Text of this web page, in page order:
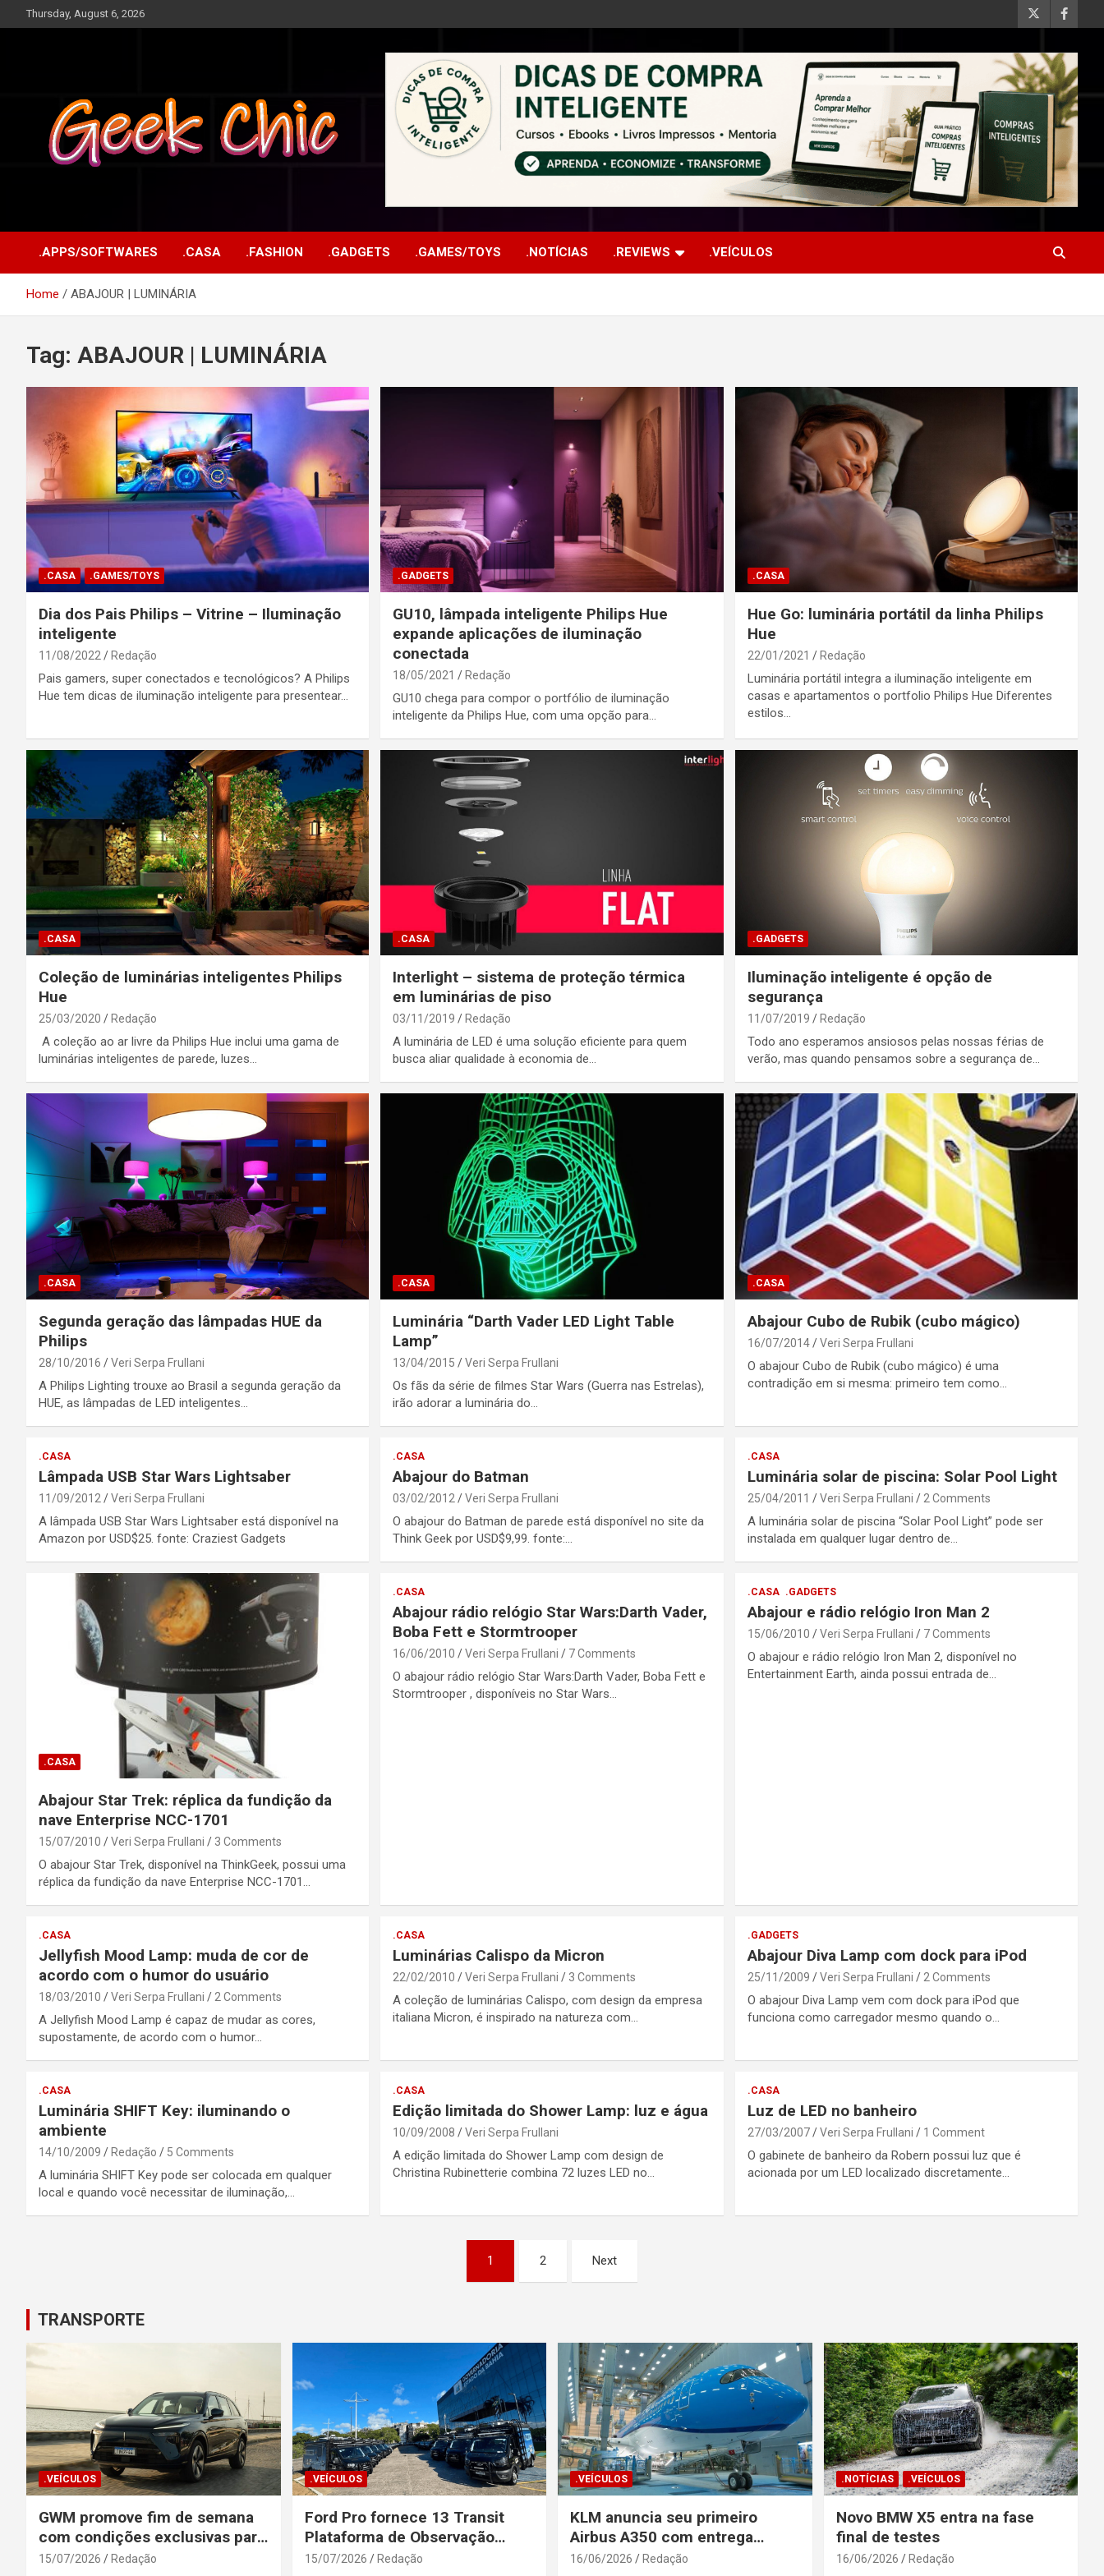
to
Thursday, August 6, 2026
.APPS/SOFTWARES .CASA .FASHION .GADGETS .GAMES/TOYS .NOTÍCIAS .REVIEWS .VEÍCULOS
Home ABAJOUR | LUMINÁRIA
Tag: ABAJOUR | LUMINÁRIA
.CASA .GAMES/TOYS
Dia dos Pais Philips – Vitrine – Iluminação
inteligente
11/08/2022 Redação
Pais gamers, super conectados e tecnológicos? A Philips
Hue tem dicas de iluminação inteligente para presentear…
.GADGETS
GU10, lâmpada inteligente Philips Hue
expande aplicações de iluminação
conectada
18/05/2021 Redação
GU10 chega para compor o portfólio de iluminação
inteligente da Philips Hue, com uma opção para…
.CASA
Hue Go: luminária portátil da linha Philips
Hue
22/01/2021 Redação
Luminária portátil integra a iluminação inteligente em
casas e apartamentos o portfolio Philips Hue Diferentes
estilos…
.CASA
Coleção de luminárias inteligentes Philips
Hue
25/03/2020 Redação
A coleção ao ar livre da Philips Hue inclui uma gama de
luminárias inteligentes de parede, luzes…
.CASA
Interlight – sistema de proteção térmica
em luminárias de piso
03/11/2019 Redação
A luminária de LED é uma solução eficiente para quem
busca aliar qualidade à economia de…
.GADGETS
Iluminação inteligente é opção de
segurança
11/07/2019 Redação
Todo ano esperamos ansiosos pelas nossas férias de
verão, mas quando pensamos sobre a segurança de…
.CASA
Segunda geração das lâmpadas HUE da
Philips
28/10/2016 Veri Serpa Frullani
A Philips Lighting trouxe ao Brasil a segunda geração da
HUE, as lâmpadas de LED inteligentes…
.CASA
Luminária “Darth Vader LED Light Table
Lamp”
13/04/2015 Veri Serpa Frullani
Os fãs da série de filmes Star Wars (Guerra nas Estrelas),
irão adorar a luminária do…
.CASA
Abajour Cubo de Rubik (cubo mágico)
16/07/2014 Veri Serpa Frullani
O abajour Cubo de Rubik (cubo mágico) é uma
contradição em si mesma: primeiro tem como…
.CASA
Lâmpada USB Star Wars Lightsaber
11/09/2012 Veri Serpa Frullani
A lâmpada USB Star Wars Lightsaber está disponível na
Amazon por USD$25. fonte: Craziest Gadgets
.CASA
Abajour do Batman
03/02/2012 Veri Serpa Frullani
O abajour do Batman de parede está disponível no site da
Think Geek por USD$9,99. fonte:…
.CASA
Luminária solar de piscina: Solar Pool Light
25/04/2011 Veri Serpa Frullani 2 Comments
A luminária solar de piscina “Solar Pool Light” pode ser
instalada em qualquer lugar dentro de…
.CASA
Abajour Star Trek: réplica da fundição da
nave Enterprise NCC-1701
15/07/2010 Veri Serpa Frullani 3 Comments
O abajour Star Trek, disponível na ThinkGeek, possui uma
réplica da fundição da nave Enterprise NCC-1701…
.CASA
Abajour rádio relógio Star Wars:Darth Vader,
Boba Fett e Stormtrooper
16/06/2010 Veri Serpa Frullani 7 Comments
O abajour rádio relógio Star Wars:Darth Vader, Boba Fett e
Stormtrooper , disponíveis no Star Wars…
.CASA .GADGETS
Abajour e rádio relógio Iron Man 2
15/06/2010 Veri Serpa Frullani 7 Comments
O abajour e rádio relógio Iron Man 2, disponível no
Entertainment Earth, ainda possui entrada de…
.CASA
Jellyfish Mood Lamp: muda de cor de
acordo com o humor do usuário
18/03/2010 Veri Serpa Frullani 2 Comments
A Jellyfish Mood Lamp é capaz de mudar as cores,
supostamente, de acordo com o humor…
.CASA
Luminárias Calispo da Micron
22/02/2010 Veri Serpa Frullani 3 Comments
A coleção de luminárias Calispo, com design da empresa
italiana Micron, é inspirado na natureza com…
.GADGETS
Abajour Diva Lamp com dock para iPod
25/11/2009 Veri Serpa Frullani 2 Comments
O abajour Diva Lamp vem com dock para iPod que
funciona como carregador mesmo quando o…
.CASA
Luminária SHIFT Key: iluminando o
ambiente
14/10/2009 Redação 5 Comments
A luminária SHIFT Key pode ser colocada em qualquer
local e quando você necessitar de iluminação,…
.CASA
Edição limitada do Shower Lamp: luz e água
10/09/2008 Veri Serpa Frullani
A edição limitada do Shower Lamp com design de
Christina Rubinetterie combina 72 luzes LED no…
.CASA
Luz de LED no banheiro
27/03/2007 Veri Serpa Frullani 1 Comment
O gabinete de banheiro da Robern possui luz que é
acionada por um LED localizado discretamente…
1 2 Next
TRANSPORTE
.VEÍCULOS
GWM promove fim de semana
com condições exclusivas para
o Wey 07
15/07/2026 Redação
.VEÍCULOS
Ford Pro fornece 13 Transit
Plataforma de Observação
Elevada para a Secretaria de
15/07/2026 Redação
.VEÍCULOS
KLM anuncia seu primeiro
Airbus A350 com entrega
prevista até o fim de agosto
16/06/2026 Redação
.NOTÍCIAS .VEÍCULOS
Novo BMW X5 entra na fase
final de testes
16/06/2026 Redação